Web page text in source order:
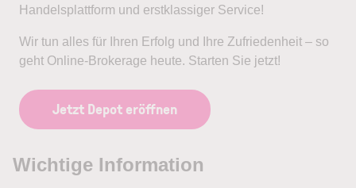
Handelsplattform und erstklassiger Service!
Wir tun alles für Ihren Erfolg und Ihre Zufriedenheit – so
geht Online-Brokerage heute. Starten Sie jetzt!
Jetzt Depot eröffnen